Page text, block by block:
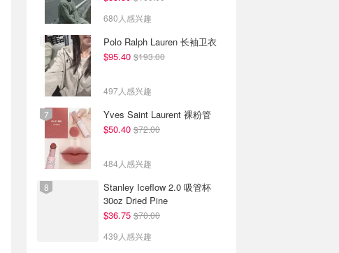
680人感兴趣
Polo Ralph Lauren 长袖卫衣
$95.40 $193.00
497人感兴趣
Yves Saint Laurent 裸粉管
$50.40 $72.00
484人感兴趣
Stanley Iceflow 2.0 吸管杯
30oz Dried Pine
$36.75 $70.00
439人感兴趣